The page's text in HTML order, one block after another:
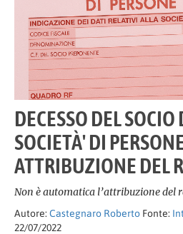
DECESSO DEL SOCIO
SOCIETÀ' DI
ATTRIBUZIONE DEL
Non è automatica l’attribuzione del
Autore: Castegnaro Roberto Fonte:
22/07/2022